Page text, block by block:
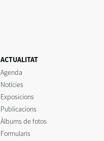
ACTUALITAT
Agenda
Notícies
Exposicions
Publicacions
Àlbums de fotos
Formularis